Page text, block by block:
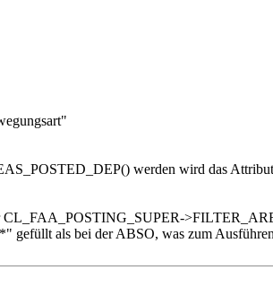
werden wird das Attribut
CL_FAA_POSTING_SUPER-
als bei der ABSO, was zum